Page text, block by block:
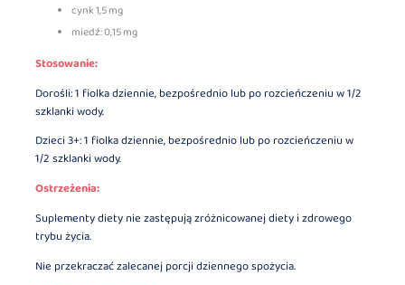
cynk 1,5 mg
miedź: 0,15 mg
Stosowanie:
Dorośli: 1 fiolka dziennie, bezpośrednio lub po rozcieńczeniu w 1/2
szklanki wody.
Dzieci 3+: 1 fiolka dziennie, bezpośrednio lub po rozcieńczeniu w
1/2 szklanki wody.
Ostrzeżenia:
Suplementy diety nie zastępują zróżnicowanej diety i zdrowego
trybu życia.
Nie przekraczać zalecanej porcji dziennego spożycia.